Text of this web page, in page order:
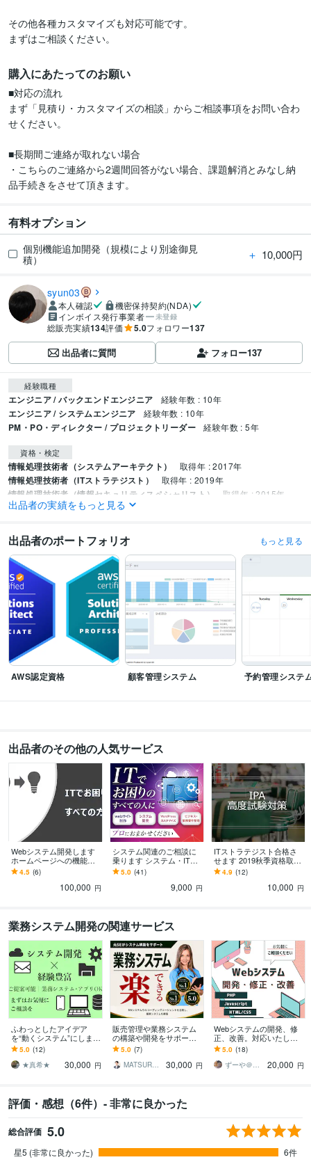
その他各種カスタマイズも対応可能です。
まずはご相談ください。
購入にあたってのお願い
■対応の流れ
まず「見積り・カスタマイズの相談」からご相談事項をお問い合わ
せください。
■長期間ご連絡が取れない場合
・こちらのご連絡から2週間回答がない場合、課題解消とみなし納
品手続きをさせて頂きます。
有料オプション
個別機能追加開発（規模により別途御見
積）
＋ 10,000円
syun03
本人確認
機密保持契約(NDA)
インボイス発行事業者
未登録
総販売実績134評価 5.0フォロワー137
出品者に質問 フォロー137
経験職種
エンジニア / バックエンドエンジニア 経験年数 : 10年
エンジニア / システムエンジニア 経験年数 : 10年
PM・PO・ディレクター / プロジェクトリーダー 経験年数 : 5年
資格・検定
情報処理技術者（システムアーキテクト） 取得年 : 2017年
情報処理技術者（ITストラテジスト） 取得年 : 2019年
情報処理技術者（情報セキュリティスペシャリスト） 取得年 : 2015年
AWS 認定ソリューションアーキテクト – プロフェッショナル
プログラミング言語・フレームワーク
HTML:5年 JavaScript:5年PHP:10年 Laravel:10年MySQL:5年
SQLite:5年
得意分野
IT相談・システム開発 ITに関する相談承ります
php ビジネス相談 情報処理技術者試験
Web制作・HP作成・EC構築 ホームページ作成やシステム開発承ります
php 要件定義 ホームページ作成
出品者の実績をもっと見る
出品者のポートフォリオ もっと見る
AWS認定資格 顧客管理システム 予約管理システ
出品者のその他の人気サービス
Webシステム開発します
ホームページへの機能追
加など、ビジネス拡大サ
ポート致します
4.5 (6)
100,000 円
システム関連のご相談に
乗ります システム・ITに
関する相談なんでも承り
ます
5.0 (41)
9,000 円
ITストラテジスト合格さ
せます 2019秋季資格取得
者による個別指導
4.9 (12)
10,000 円
業務システム開発の関連サービス
ふわっとしたアイデア
を“動くシステム”にします
【相見積り可】【即日返
信】【安心保証あり】
5.0 (12)
★真希★
30,000 円
販売管理や業務システム
の構築や開発をサポート
します 業務システムの構
築や既存システムの刷新
をAI駆動開発で支援！
5.0 (7)
MATSURYU｜まつりゅう
30,000 円
Webシステムの開発、修
正、改善。対応いたしま
す PHP、jQuery、HTM
L、CSSならお任せくださ
い
5.0 (18)
ずーや＠システムエンジニア
20,000 円
評価・感想（6件）- 非常に良かった
総合評価 5.0
星5 (非常に良かった)
6件